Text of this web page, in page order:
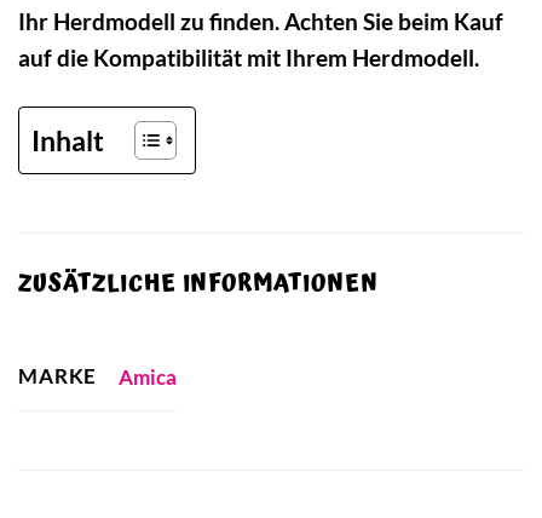
Ihr Herdmodell zu finden. Achten Sie beim Kauf
auf die Kompatibilität mit Ihrem Herdmodell.
Inhalt
ZUSÄTZLICHE INFORMATIONEN
MARKE Amica